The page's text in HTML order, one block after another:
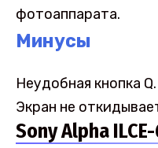
фотоаппарата.
Минусы
Неудобная кнопка Q.
Экран не
Sony Alpha